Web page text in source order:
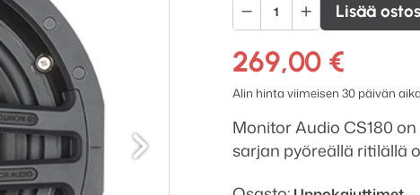
Monitor
Audio
CS180
Slim
uppokaiutin
määrä
Lisää
269,00 €
Alin hinta viimeisen 30 päivän
Monitor Audio CS180
sarjan pyöreällä ritilällä